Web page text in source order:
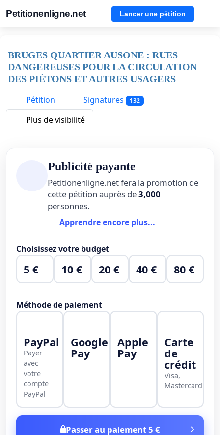
Petitionenligne.net Lancer une pétition
BRUGES QUARTIER AUSONE : RUES
DANGEREUSES POUR LA CIRCULATION
DES PIÉTONS ET AUTRES USAGERS
Pétition
Signatures 132
Plus de visibilité
Publicité payante
Petitionenligne.net fera la promotion de
cette pétition auprès de3,000
personnes.
Apprendre encore plus...
Choisissez votre budget
5 € 10 € 20 € 40 € 80 €
Méthode de paiement
PayPal
Payer
avec
votre
compte
PayPal
Google
Pay
Apple
Pay
Carte
de
crédit
Visa,
Mastercard
Passer au paiement 5 €